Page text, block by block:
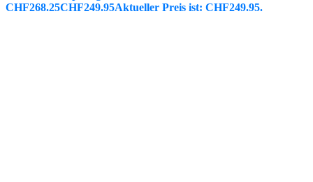
CHF268.25CHF249.95Aktueller Preis ist: CHF249.95.